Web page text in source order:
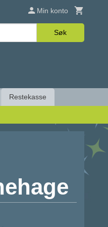
Min konto
Søk
Restekasse